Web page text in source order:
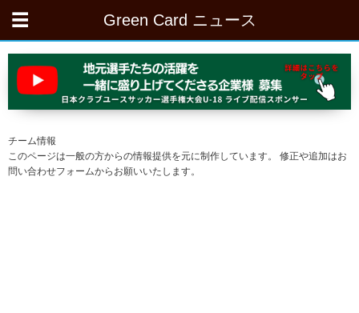
Green Card ニュース
チーム情報
このページは一般の方からの情報提供を元に制作しています。 修正や追加はお
問い合わせフォームからお願いいたします。